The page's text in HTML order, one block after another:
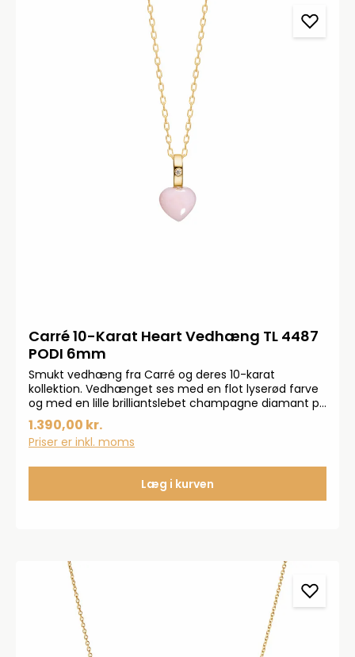
Carré 10-Karat Heart Vedhæng TL 4487
PODI 6mm
Smukt vedhæng fra Carré og deres 10-karat
kollektion. Vedhænget ses med en flot lyserød farve
og med en lille brilliantslebet champagne diamant på
0,005 carat. Vedhænget er sat med en hjerteformet
Pink Opal fra Peru.
1.390,00 kr.
Priser er inkl. moms
Læg i kurven